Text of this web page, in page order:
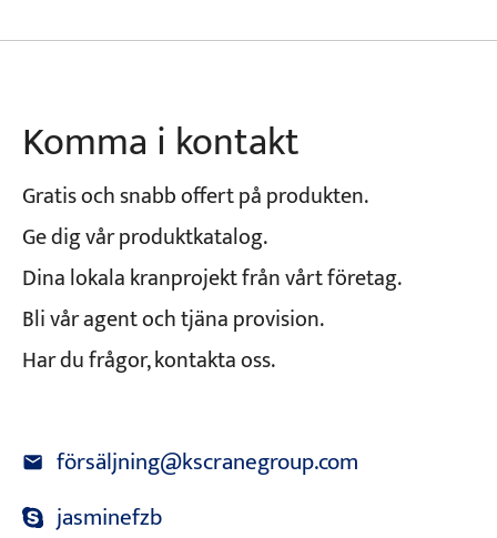
Komma i kontakt
Gratis och snabb offert på produkten.
Ge dig vår produktkatalog.
Dina lokala kranprojekt från vårt företag.
Bli vår agent och tjäna provision.
Har du frågor, kontakta oss.
försäljning@kscranegroup.com
jasminefzb